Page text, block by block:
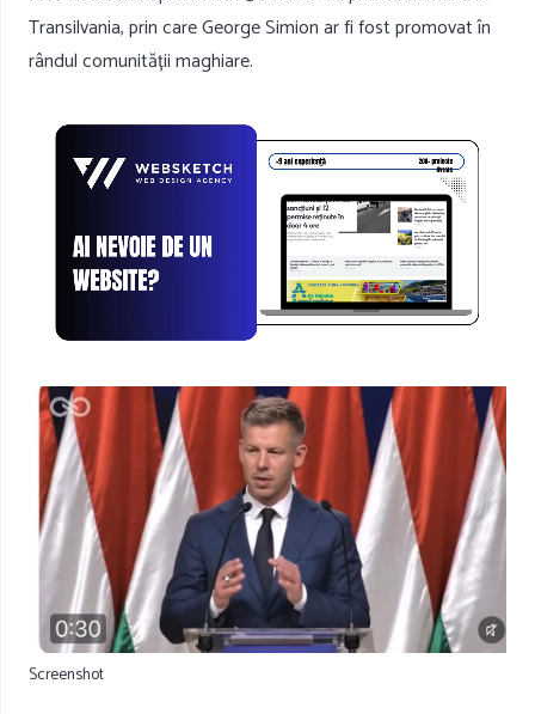
Transilvania, prin care George Simion ar fi fost promovat în
rândul comunității maghiare.
Screenshot